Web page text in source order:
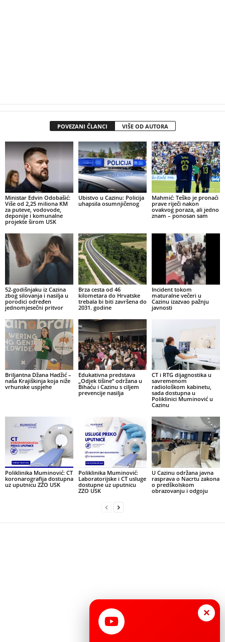
POVEZANI ČLANCI VIŠE OD AUTORA
Ministar Edvin Odobašić:
Više od 2,25 miliona KM
za puteve, vodovode,
deponije i komunalne
projekte širom USK
Ubistvo u Cazinu: Policija
uhapsila osumnjičenog
Mahmić: Teško je pronaći
prave riječi nakon
ovakvog poraza, ali jedno
znam – ponosan sam
52-godišnjaku iz Cazina
zbog silovanja i nasilja u
porodici određen
jednomjesečni pritvor
Brza cesta od 46
kilometara do Hrvatske
trebala bi biti završena do
2031. godine
Incident tokom
maturalne večeri u
Cazinu izazvao pažnju
javnosti
Briljantna Džana Hadžić –
naša Krajiškinja koja niže
vrhunske uspjehe
Edukativna predstava
„Odjek tišine“ održana u
Bihaću i Cazinu s ciljem
prevencije nasilja
CT i RTG dijagnostika u
savremenom
radiološkom kabinetu,
sada dostupna u
Poliklinici Muminović u
Cazinu
Poliklinika Muminović: CT
koronarografija dostupna
uz uputnicu ZZO USK
Poliklinika Muminović:
Laboratorijske i CT usluge
dostupne uz uputnicu
ZZO USK
U Cazinu održana javna
rasprava o Nacrtu zakona
o predškolskom
obrazovanju i odgoju
×